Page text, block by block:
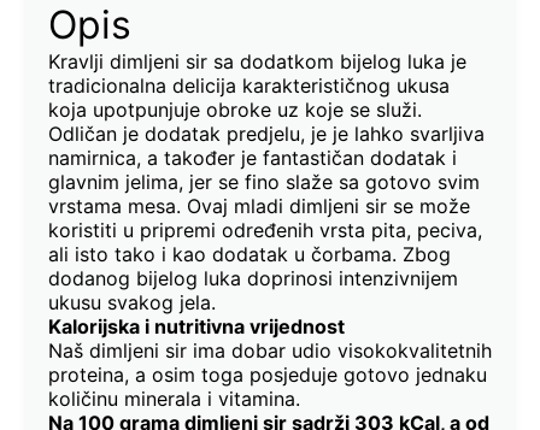
Opis
Kravlji dimljeni sir sa dodatkom bijelog luka je
tradicionalna delicija karakterističnog ukusa
koja upotpunjuje obroke uz koje se služi.
Odličan je dodatak predjelu, je je lahko svarljiva
namirnica, a također je fantastičan dodatak i
glavnim jelima, jer se fino slaže sa gotovo svim
vrstama mesa. Ovaj mladi dimljeni sir se može
koristiti u pripremi određenih vrsta pita, peciva,
ali isto tako i kao dodatak u čorbama. Zbog
dodanog bijelog luka doprinosi intenzivnijem
ukusu svakog jela.
Kalorijska i nutritivna vrijednost
Naš dimljeni sir ima dobar udio visokokvalitetnih
proteina, a osim toga posjeduje gotovo jednaku
količinu minerala i vitamina.
Na 100 grama dimljeni sir sadrži 303 kCal, a od